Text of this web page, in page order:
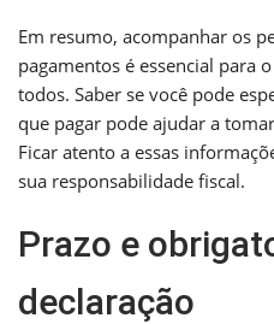
Em resumo, acompanhar os
pagamentos é essencial para
todos. Saber se você pode
que pagar pode ajudar a
Ficar atento a essas
sua responsabilidade fiscal.
Prazo e
declaração